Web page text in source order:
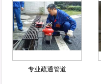
专业疏通管道